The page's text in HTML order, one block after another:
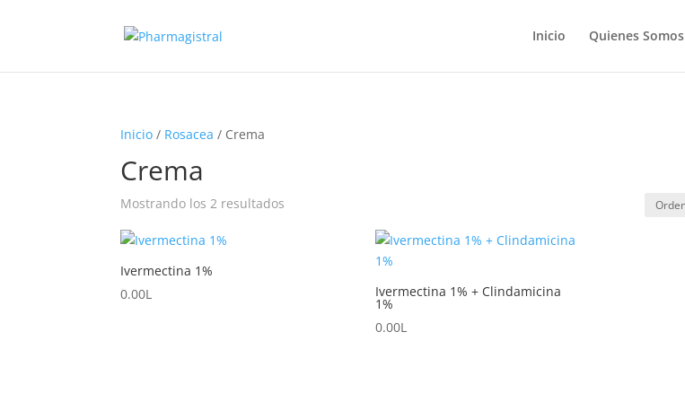
Inicio Quienes Somos
Inicio / Rosacea / Crema
Crema
Mostrando los 2 resultados
Ivermectina 1%
0.00L Ivermectina 1% + Clindamicina
1%
0.00L